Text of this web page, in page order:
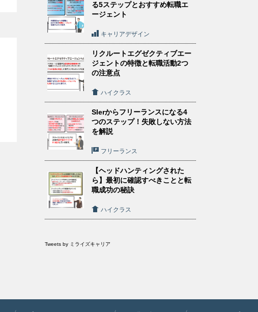
る5ステップとおすすめ転職エ
ージェント
キャリアデザイン
リクルートエグゼクティブエー
ジェントの特徴と転職活動2つ
の注意点
ハイクラス
SIerからフリーランスになる4
つのステップ！失敗しない方法
を解説
フリーランス
【ヘッドハンティングされた
ら】最初に確認すべきことと転
職成功の秘訣
ハイクラス
Tweets by ミライズキャリア